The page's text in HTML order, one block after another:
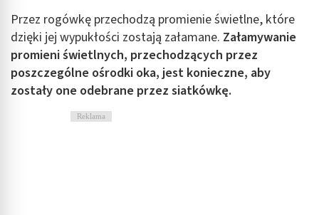
Przez rogówkę przechodzą promienie świetlne, które
dzięki jej wypukłości zostają załamane. Załamywanie
promieni świetlnych, przechodzących przez
poszczególne ośrodki oka, jest konieczne, aby
zostały one odebrane przez siatkówkę.
Reklama